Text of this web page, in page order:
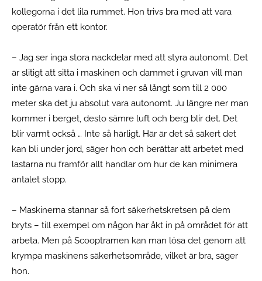
kollegorna i det lila rummet. Hon trivs bra med att vara
operatör från ett kontor.
– Jag ser inga stora nackdelar med att styra autonomt. Det
är slitigt att sitta i maskinen och dammet i gruvan vill man
inte gärna vara i. Och ska vi ner så långt som till 2 000
meter ska det ju absolut vara autonomt. Ju längre ner man
kommer i berget, desto sämre luft och berg blir det. Det
blir varmt också … Inte så härligt. Här är det så säkert det
kan bli under jord, säger hon och berättar att arbetet med
lastarna nu framför allt handlar om hur de kan minimera
antalet stopp.
– Maskinerna stannar så fort säkerhetskretsen på dem
bryts – till exempel om någon har åkt in på området för att
arbeta. Men på Scooptramen kan man lösa det genom att
krympa maskinens säkerhetsområde, vilket är bra, säger
hon.